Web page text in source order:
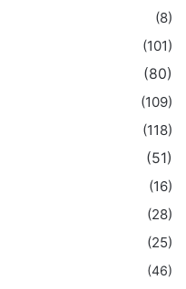
(8)
(101)
(80)
(109)
(118)
(51)
(16)
(28)
(25)
(46)